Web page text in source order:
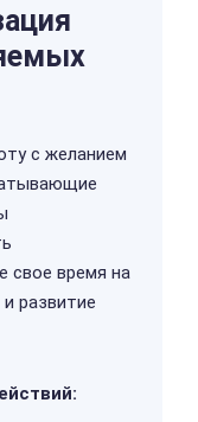
с желанием
свое время на
развитие